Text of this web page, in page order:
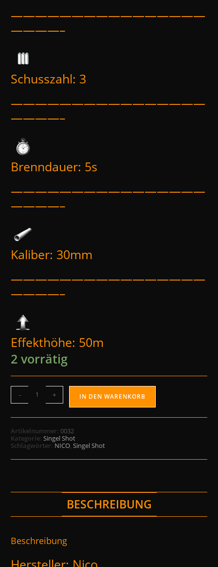
————————————————
————–
Schusszahl: 3
————————————————
————–
Brenndauer: 5s
————————————————
————–
Kaliber: 30mm
————————————————
————–
Effekthöhe: 50m
2 vorrätig
- + IN DEN WARENKORB
Artikelnummer:0032
Kategorie:Singel Shot
Schlagwörter: NICO,Singel Shot
BESCHREIBUNG
Beschreibung